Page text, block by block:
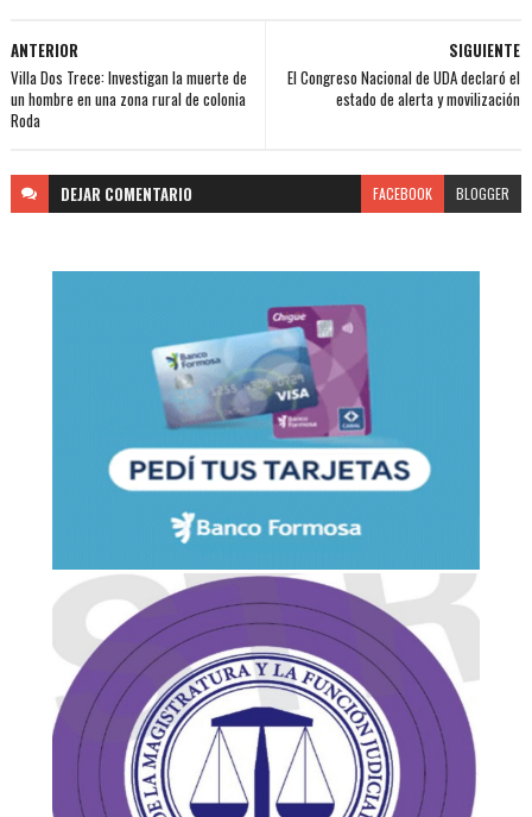
SIGUIENTE
El Congreso Nacional de UDA declaró el
estado de alerta y movilización
ANTERIOR
Villa Dos Trece: Investigan la muerte de
un hombre en una zona rural de colonia
Roda
DEJAR COMENTARIO FACEBOOK BLOGGER